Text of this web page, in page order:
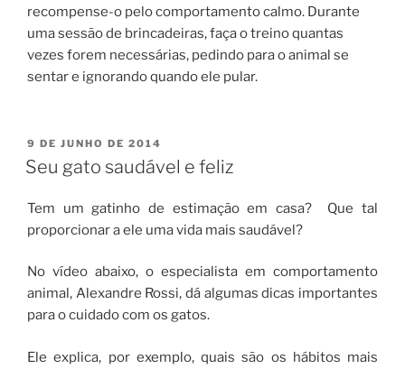
recompense-o pelo comportamento calmo. Durante
uma sessão de brincadeiras, faça o treino quantas
vezes forem necessárias, pedindo para o animal se
sentar e ignorando quando ele pular.
9 DE JUNHO DE 2014
Seu gato saudável e feliz
Tem um gatinho de estimação em casa? Que tal
proporcionar a ele uma vida mais saudável?
No vídeo abaixo, o especialista em comportamento
animal, Alexandre Rossi, dá algumas dicas importantes
para o cuidado com os gatos.
Ele explica, por exemplo, quais são os hábitos mais